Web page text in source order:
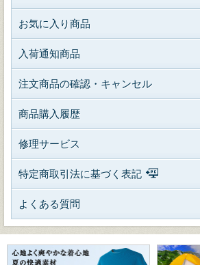
お気に入り商品
入荷通知商品
注文商品の確認・キャンセル
商品購入履歴
修理サービス
特定商取引法に基づく表記
よくある質問